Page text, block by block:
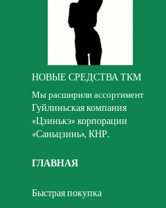
НОВЫЕ СРЕДСТВА ТКМ
Мы расширили ассортимент
Гуйлиньская компания
«Цзинькэ» корпорации
«Саньцзинь», КНР.
ГЛАВНАЯ
Быстрая покупка